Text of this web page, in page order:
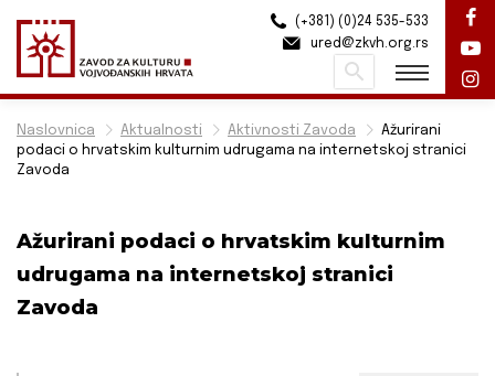
Naslovnica Aktualnosti Aktivnosti Zavoda
Ažurirani
podaci o hrvatskim kulturnim udrugama na internetskoj stranici
Zavoda
Ažurirani podaci o hrvatskim kulturnim
udrugama na internetskoj stranici
Zavoda
(+381) (0)24 535-533
ured@zkvh.org.rs
Pretraži